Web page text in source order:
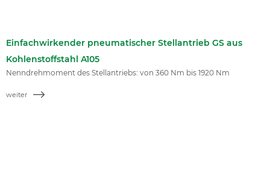
Einfachwirkender pneumatischer Stellantrieb GS aus
Kohlenstoffstahl A105
Nenndrehmoment des Stellantriebs: von 360 Nm bis 1920 Nm
weiter